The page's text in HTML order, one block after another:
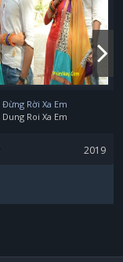
Đừng Rời Xa Em
Dung Roi Xa Em
2019